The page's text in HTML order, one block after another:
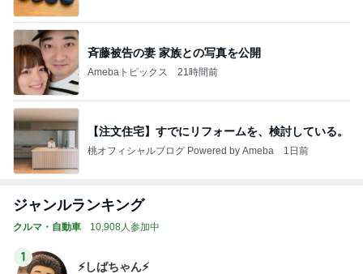
斉藤被告の妻 家族との写真を公開
Amebaトピックス 21時間前
【注文住宅】すでにリフォームを、検討している。
桃オフィシャルブログ Powered by Ameba 1日前
ジャンルランキング
クルマ・自動車 10,908人参加中
1
⚡️しばちゃん⚡